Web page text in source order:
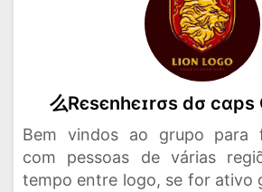
么Rєѕєnhєɪrσѕ dσ cαpѕ
Bem vindos ao grupo para
com pessoas de várias
tempo entre logo, se for ativo